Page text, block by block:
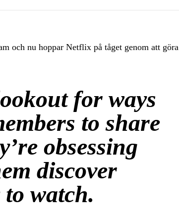
och nu hoppar Netflix på tåget genom att göra
for ways
to share
obsessing
discover
watch.